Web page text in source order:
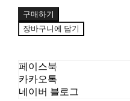
구매하기
장바구니에 담기
페이스북
카카오톡
네이버 블로그